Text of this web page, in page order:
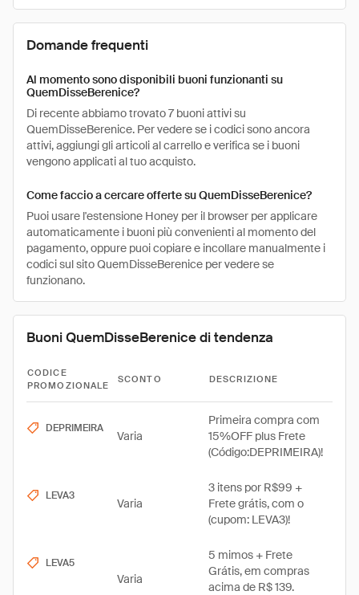
Domande frequenti
Al momento sono disponibili buoni funzionanti su
QuemDisseBerenice?
Di recente abbiamo trovato 7 buoni attivi su
QuemDisseBerenice. Per vedere se i codici sono ancora
attivi, aggiungi gli articoli al carrello e verifica se i buoni
vengono applicati al tuo acquisto.
Come faccio a cercare offerte su QuemDisseBerenice?
Puoi usare l'estensione Honey per il browser per applicare
automaticamente i buoni più convenienti al momento del
pagamento, oppure puoi copiare e incollare manualmente i
codici sul sito QuemDisseBerenice per vedere se
funzionano.
Buoni QuemDisseBerenice di tendenza
CODICE
PROMOZIONALE
SCONTO DESCRIZIONE
DEPRIMEIRA
Varia
Primeira compra com
15%OFF plus Frete
(Código:DEPRIMEIRA)!
LEVA3
Varia
3 itens por R$99 +
Frete grátis, com o
(cupom: LEVA3)!
LEVA5
Varia
5 mimos + Frete
Grátis, em compras
acima de R$ 139.